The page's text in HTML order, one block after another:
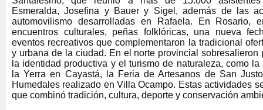
Esmeralda, Josefina y Bauer y Sigel, además de las
automovilismo desarrolladas en Rafaela. En Rosario,
encuentros culturales, peñas folklóricas, una nueva
eventos recreativos que complementaron la tradicional
y urbana de la ciudad. En el norte provincial sobresalieron
la identidad productiva y el turismo de naturaleza, como
la Yerra en Cayastá, la Feria de Artesanos de San
Humedales realizado en Villa Ocampo. Estas actividades
que combinó tradición, cultura, deporte y conservación